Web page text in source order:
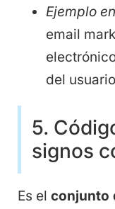
Ejemplo
email
del
5.
signos
Es el conjunto